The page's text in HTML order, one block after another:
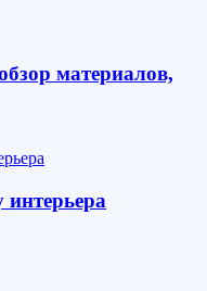
материалов,